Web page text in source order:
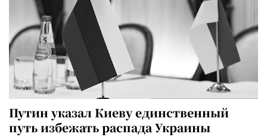
Путин указал Киеву единственный
путь избежать распада Украины